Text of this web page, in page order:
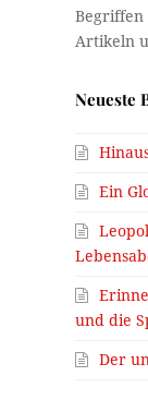
Neueste
Ein
und die
Der